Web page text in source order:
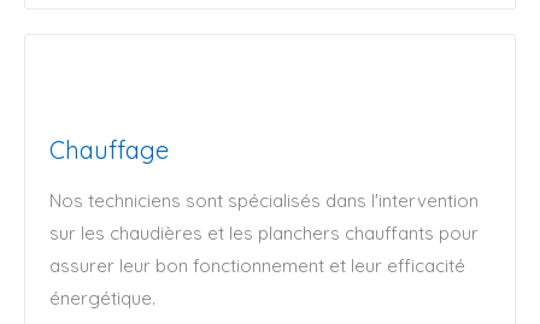
Chauffage
Nos techniciens sont spécialisés dans l'intervention
sur les chaudières et les planchers chauffants pour
assurer leur bon fonctionnement et leur efficacité
énergétique.